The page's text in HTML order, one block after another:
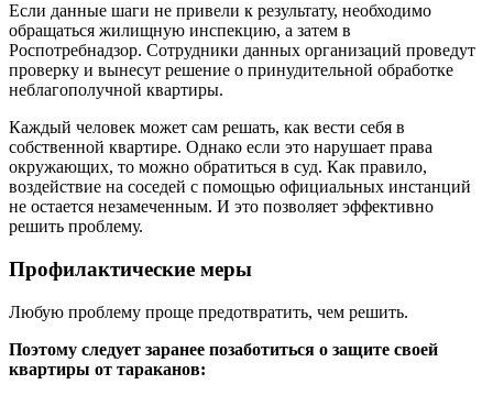
Если данные шаги не привели к результату, необходимо
обращаться жилищную инспекцию, а затем в
Роспотребнадзор. Сотрудники данных организаций проведут
проверку и вынесут решение о принудительной обработке
неблагополучной квартиры.
Каждый человек может сам решать, как вести себя в
собственной квартире. Однако если это нарушает права
окружающих, то можно обратиться в суд. Как правило,
воздействие на соседей с помощью официальных инстанций
не остается незамеченным. И это позволяет эффективно
решить проблему.
Профилактические меры
Любую проблему проще предотвратить, чем решить.
Поэтому следует заранее позаботиться о защите своей
квартиры от тараканов: